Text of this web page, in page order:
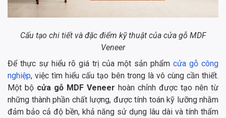
Cấu tạo chi tiết và đặc điểm kỹ thuật của cửa gỗ MDF
Veneer
Để thực sự hiểu rõ giá trị của một sản phẩmcửa gỗ công
nghiệp, việc tìm hiểu cấu tạo bên trong là vô cùng cần thiết.
Một bộ cửa gỗ MDF Veneer hoàn chỉnh được tạo nên từ
những thành phần chất lượng, được tính toán kỹ lưỡng nhằm
đảm bảo cả độ bền, khả năng sử dụng lâu dài và tính thẩm